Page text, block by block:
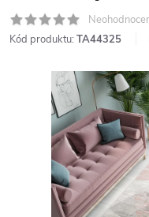
Kód produktu: TA44325